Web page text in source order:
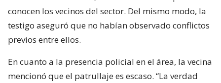
conocen los vecinos del sector. Del mismo modo, la
testigo aseguró que no habían observado conflictos
previos entre ellos.
En cuanto a la presencia policial en el área, la vecina
mencionó que el patrullaje es escaso. “La verdad